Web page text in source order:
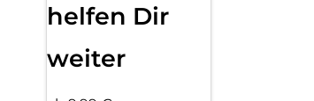
helfen Dir
weiter